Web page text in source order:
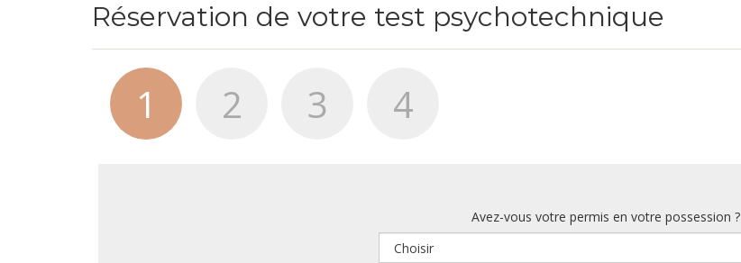
Réservation de votre test psychotechnique
1 2 3 4
Avez-vous votre permis en votre possession ?